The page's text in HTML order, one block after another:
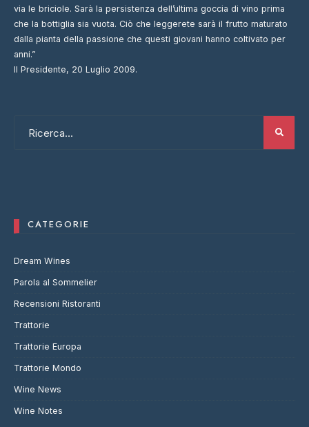
via le briciole. Sarà la persistenza dell’ultima goccia di vino prima
che la bottiglia sia vuota. Ciò che leggerete sarà il frutto maturato
dalla pianta della passione che questi giovani hanno coltivato per
anni.”
Il Presidente, 20 Luglio 2009.
CATEGORIE
Dream Wines
Parola al Sommelier
Recensioni Ristoranti
Trattorie
Trattorie Europa
Trattorie Mondo
Wine News
Wine Notes